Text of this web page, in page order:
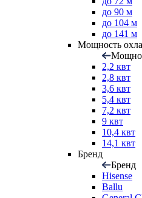
до 90 м
до 104 м
до 141 м
Мощность
2,2 квт
2,8 квт
3,6 квт
5,4 квт
7,2 квт
9 квт
10,4 квт
14,1 квт
Бренд
Бренд
Hisense
Ballu